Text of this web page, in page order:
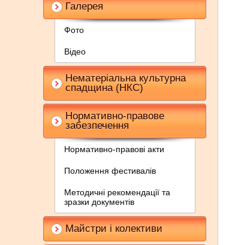
Галерея
Фото
Відео
Нематеріальна культурна
спадщина (НКС)
Нормативно-правове
забезпечення
Нормативно-правові акти
Положення фестивалів
Методичні рекомендації та
зразки документів
Майстри і колективи